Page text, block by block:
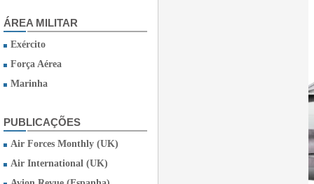
ÁREA MILITAR
Exército
Força Aérea
Marinha
PUBLICAÇÕES
Air Forces Monthly (UK)
Air International (UK)